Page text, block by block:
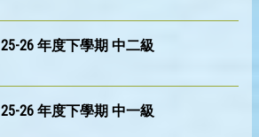
25-26 年度下學期 中二級
25-26 年度下學期 中一級